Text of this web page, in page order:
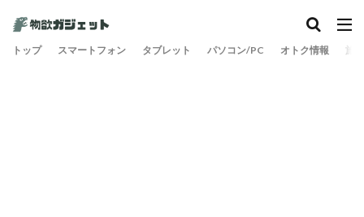
トップ スマートフォン タブレット パソコン/PC オトク情報 旅